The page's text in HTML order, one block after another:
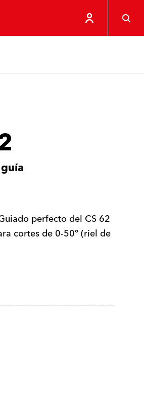
perfecto del CS 62
cortes de 0-50° (riel de